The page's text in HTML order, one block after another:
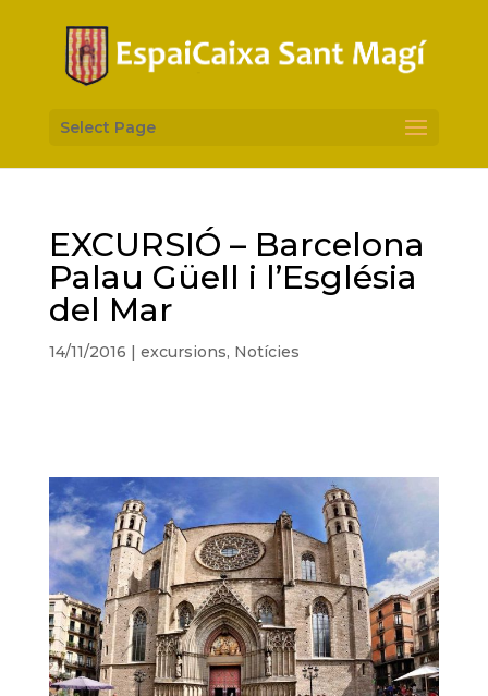
Select Page
EXCURSIÓ – Barcelona
Palau Güell i l’Església
del Mar
14/11/2016 | excursions, Notícies